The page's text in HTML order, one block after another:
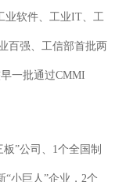
业软件、工业IT、工
百强、工信部首批两
一批通过CMMI
”公司、1个全国制
小巨人”企业，2个